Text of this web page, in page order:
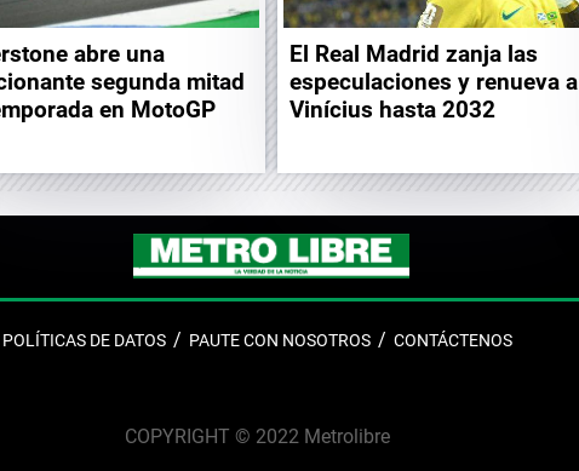
abre una
segunda mitad
en MotoGP
El Real Madrid zanja las
especulaciones y renueva a
Vinícius hasta 2032
POLÍTICAS DE DATOS PAUTE CON NOSOTROS CONTÁCTENOS
COPYRIGHT © 2022 Metrolibre